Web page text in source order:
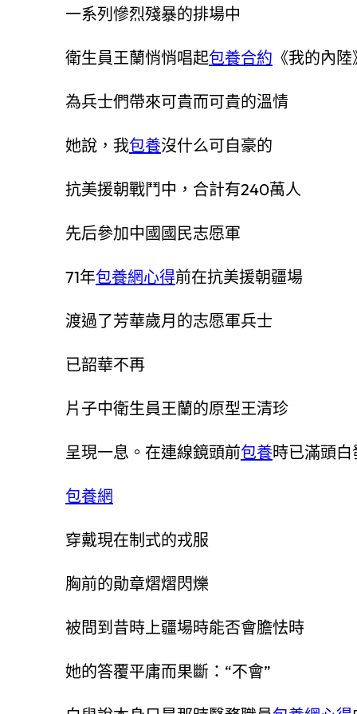
一系列慘烈殘暴的排場中
衛生員王蘭悄悄唱起包養合約 《我的內
為兵士們帶來可貴而可貴的溫情
她說，我包養沒什么可自豪的
抗美援朝戰鬥中，合計有240萬人
先后參加中國國民志愿軍
71年包養網心得前在抗美援朝疆場
渡過了芳華歲月的志愿軍兵士
已韶華不再
片子中衛生員王蘭的原型王清珍
呈現一息。在連線鏡頭前包養時已滿頭白
包養網
穿戴現在制式的戎服
胸前的勛章熠熠閃爍
被問到昔時上疆場時能否會膽怯時
她的答覆平庸而果斷：“不會”